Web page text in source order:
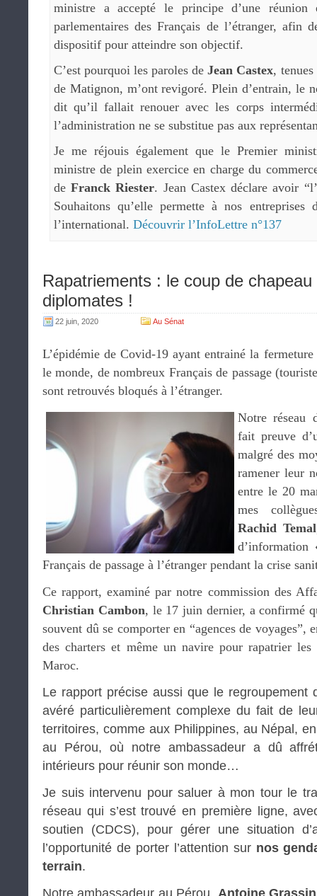
ministre a accepté le principe d’une
parlementaires des Français de l’étranger, afin
dispositif pour atteindre son objectif.
C’est pourquoi les paroles deJean Castex,
de Matignon, m’ont revigoré. Plein d’entrain, le
dit qu’il fallait renouer avec les corps
l’administration ne se substitue pas aux
Je me réjouis également que le Premier
ministre de plein exercice en charge du
deFranck Riester. Jean Castex déclare avoir
Souhaitons qu’elle permette à nos
l’international. Découvrir l’InfoLettre n°137
Rapatriements : le coup de
diplomates !
22 juin, 2020 Au Sénat
L’épidémie de Covid-19 ayant entrainé la fermeture
le monde, de nombreux Français de passage
sont retrouvés bloqués à l’étranger.
Notre réseau
fait preuve
malgré des
ramener leur
entre le 20
mes
Rachid Temal
d’information
Français de passage à l’étranger pendant la crise
Ce rapport, examiné par notre commission des
Christian Cambon, le 17 juin dernier, a confirmé
souvent dû se comporter en “agences de voyages”,
des charters et même un navire pour rapatrier les
Maroc.
Le rapport précise aussi que le regroupement
avéré particulièrement complexe du fait de
territoires, comme aux Philippines, au Népal,
au Pérou, où notre ambassadeur a dû
intérieurs pour réunir son monde…
Je suis intervenu pour saluer à mon tour le
réseau qui s’est trouvé en première ligne,
soutien (CDCS), pour gérer une situation
l’opportunité de porter l’attention sur nos
terrain.
Notre ambassadeur au Pérou, Antoine Grassin